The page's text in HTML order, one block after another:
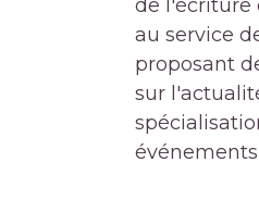
de l'écriture
au service
proposant
sur